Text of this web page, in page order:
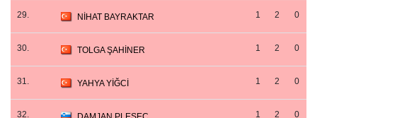
29. NİHAT BAYRAKTAR 1 2 0
30. TOLGA ŞAHİNER 1 2 0
31. YAHYA YİĞCİ 1 2 0
32. 1 2 0